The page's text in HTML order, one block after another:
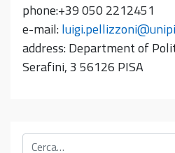
phone:+39 050 2212451
e-mail:
address: Department of
Serafini, 3 56126 PISA
Cerca